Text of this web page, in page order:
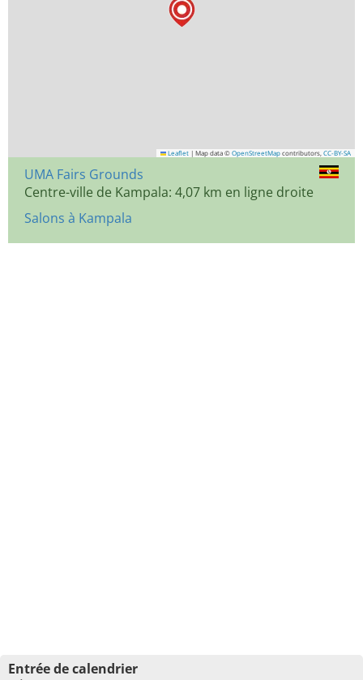
Leaflet | Map data © OpenStreetMap contributors, CC-BY-SA
UMA Fairs Grounds
Centre-ville de Kampala: 4,07 km en ligne droite
Salons à Kampala
Entrée de calendrier